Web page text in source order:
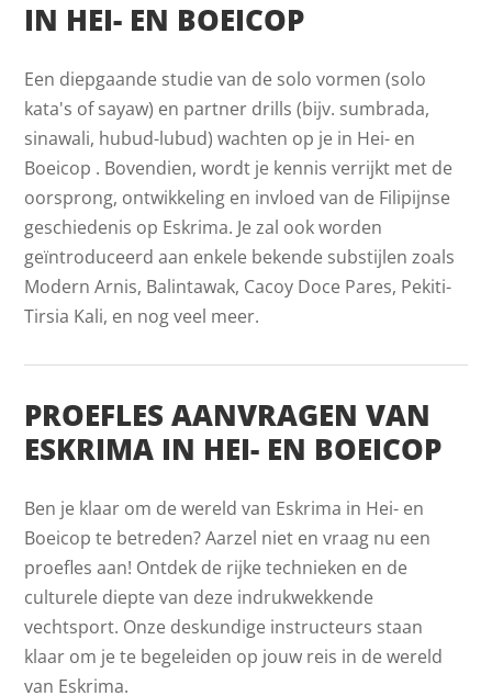
IN HEI- EN BOEICOP
Een diepgaande studie van de solo vormen (solo
kata's of sayaw) en partner drills (bijv. sumbrada,
sinawali, hubud-lubud) wachten op je in Hei- en
Boeicop . Bovendien, wordt je kennis verrijkt met de
oorsprong, ontwikkeling en invloed van de Filipijnse
geschiedenis op Eskrima. Je zal ook worden
geïntroduceerd aan enkele bekende substijlen zoals
Modern Arnis, Balintawak, Cacoy Doce Pares, Pekiti-
Tirsia Kali, en nog veel meer.
PROEFLES AANVRAGEN VAN
ESKRIMA IN HEI- EN BOEICOP
Ben je klaar om de wereld van Eskrima in Hei- en
Boeicop te betreden? Aarzel niet en vraag nu een
proefles aan! Ontdek de rijke technieken en de
culturele diepte van deze indrukwekkende
vechtsport. Onze deskundige instructeurs staan
klaar om je te begeleiden op jouw reis in de wereld
van Eskrima.